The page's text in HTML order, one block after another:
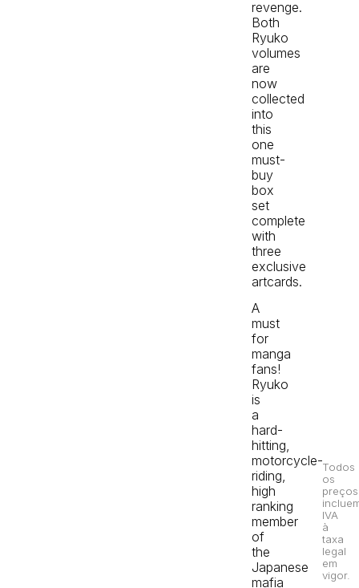
revenge.
Both
Ryuko
volumes
are
now
collected
into
this
one
must-
buy
box
set
complete
with
three
exclusive
artcards.
A
must
for
manga
fans!
Ryuko
is
a
hard-
hitting,
motorcycle-
riding,
high
ranking
member
of
the
Japanese
mafia
Todos
os
preços
IVA
à
taxa
legal
em
vigor.